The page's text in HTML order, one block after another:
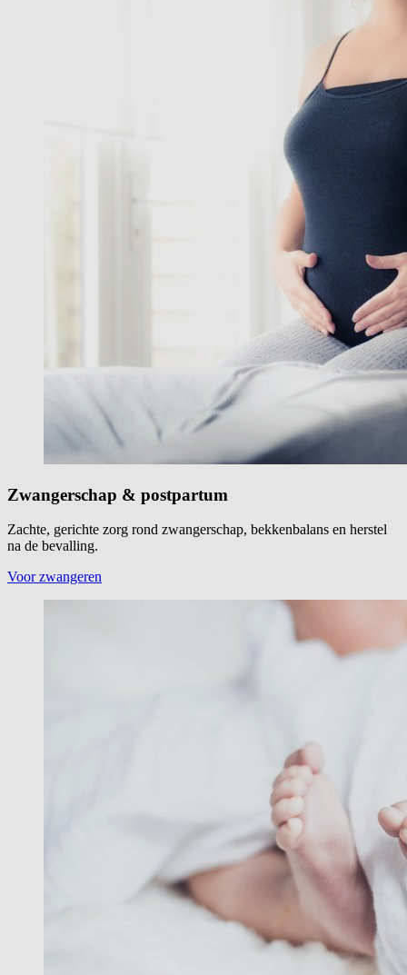
Zwangerschap & postpartum
Zachte, gerichte zorg rond zwangerschap, bekkenbalans en herstel
na de bevalling.
Voor zwangeren